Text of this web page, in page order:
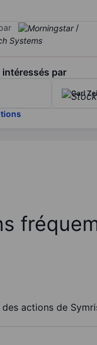
/
intéressés par
Carl
actions de